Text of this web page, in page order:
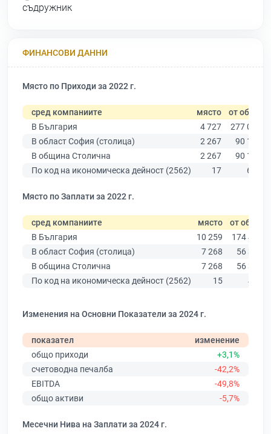
съдружник
ФИНАНСОВИ ДАННИ
Място по Приходи за 2022 г.
сред компаниите място от общо
В България
4 727
277 019
В област София (столица)
2 267
90 178
В община Столична
2 267
90 178
По код на икономическа дейност (2562)
17 638
Място по Заплати за 2022 г.
сред компаниите място от общо
В България
10 259
174 403
В област София (столица)
7 268
56 378
В община Столична
7 268
56 378
По код на икономическа дейност (2562)
15 489
Изменения на Основни Показатели за 2024 г.
показател
изменение
общо приходи
+3,1%
счетоводна печалба
-42,2%
EBITDA
-49,8%
общо активи
-5,7%
Месечни Нива на Заплати за 2024 г.